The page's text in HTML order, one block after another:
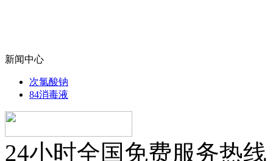
新闻中心
次氯酸钠
84消毒液
24小时全国免费服务热线